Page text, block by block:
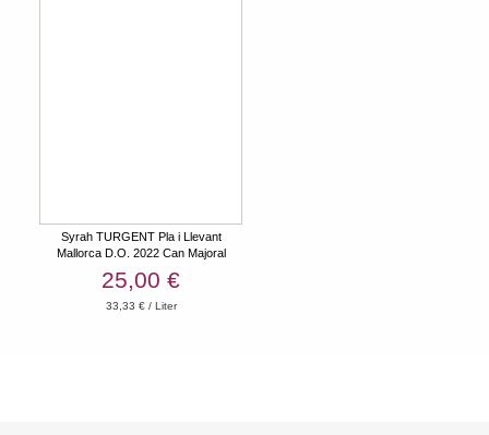
Syrah TURGENT Pla i Llevant
Mallorca D.O. 2022 Can Majoral
25,00 €
33,33 € / Liter